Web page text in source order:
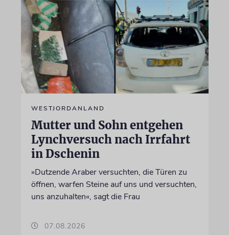
WESTJORDANLAND
Mutter und Sohn entgehen
Lynchversuch nach Irrfahrt
in Dschenin
»Dutzende Araber versuchten, die Türen zu
öffnen, warfen Steine auf uns und versuchten,
uns anzuhalten«, sagt die Frau
07.08.2026